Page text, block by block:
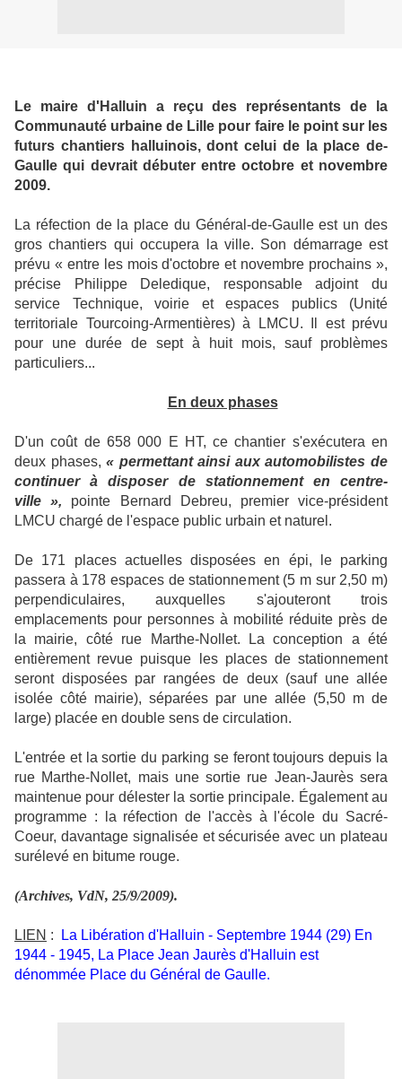
Le maire d'Halluin a reçu des représentants de la
Communauté urbaine de Lille pour faire le point sur les
futurs chantiers halluinois, dont celui de la place de-
Gaulle qui devrait débuter entre octobre et novembre
2009.
La réfection de la place du Général-de-Gaulle est un des
gros chantiers qui occupera la ville. Son démarrage est
prévu « entre les mois d'octobre et novembre prochains »,
précise Philippe Deledique, responsable adjoint du
service Technique, voirie et espaces publics (Unité
territoriale Tourcoing-Armentières) à LMCU. Il est prévu
pour une durée de sept à huit mois, sauf problèmes
particuliers...
En deux phases
D'un coût de 658 000 E HT, ce chantier s'exécutera en
deux phases,« permettant ainsi aux automobilistes de
continuer à disposer de stationnement en centre-
ville », pointe Bernard Debreu, premier vice-président
LMCU chargé de l'espace public urbain et naturel.
De 171 places actuelles disposées en épi, le parking
passera à 178 espaces de stationnement (5 m sur 2,50 m)
perpendiculaires, auxquelles s'ajouteront trois
emplacements pour personnes à mobilité réduite près de
la mairie, côté rue Marthe-Nollet. La conception a été
entièrement revue puisque les places de stationnement
seront disposées par rangées de deux (sauf une allée
isolée côté mairie), séparées par une allée (5,50 m de
large) placée en double sens de circulation.
L'entrée et la sortie du parking se feront toujours depuis la
rue Marthe-Nollet, mais une sortie rue Jean-Jaurès sera
maintenue pour délester la sortie principale. Également au
programme : la réfection de l'accès à l'école du Sacré-
Coeur, davantage signalisée et sécurisée avec un plateau
surélevé en bitume rouge.
(Archives, VdN, 25/9/2009).
LIEN :
La Libération d'Halluin - Septembre 1944 (29) En
1944 - 1945, La Place Jean Jaurès d'Halluin est
dénommée Place du Général de Gaulle.